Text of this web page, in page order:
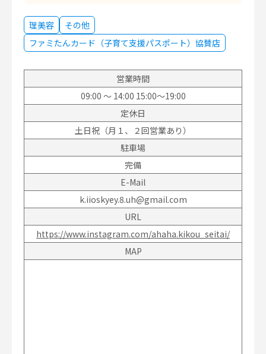
理美容
その他
ファミたんカード（子育て支援パスポート）協賛店
営業時間
09:00 〜 14:00 15:00～19:00
定休日
土日祝（月１、２回営業あり）
駐車場
完備
E-Mail
k.iioskyey.8.uh@gmail.com
URL
https://www.instagram.com/ahaha.kikou_seitai/
MAP